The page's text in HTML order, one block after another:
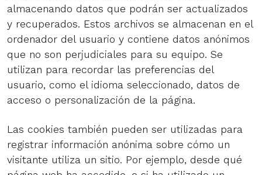
almacenando datos que podrán ser actualizados
y recuperados. Estos archivos se almacenan en el
ordenador del usuario y contiene datos anónimos
que no son perjudiciales para su equipo. Se
utilizan para recordar las preferencias del
usuario, como el idioma seleccionado, datos de
acceso o personalización de la página.
Las cookies también pueden ser utilizadas para
registrar información anónima sobre cómo un
visitante utiliza un sitio. Por ejemplo, desde qué